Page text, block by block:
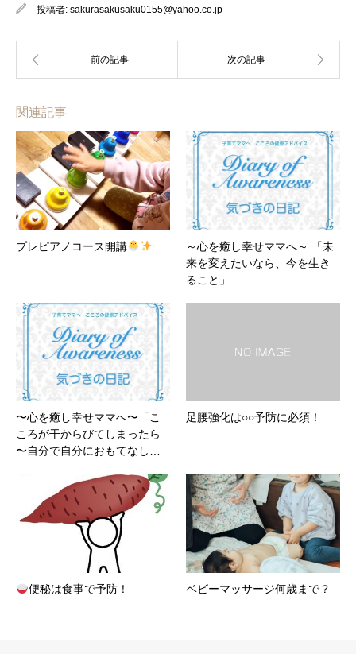
投稿者: sakurasakusaku0155@yahoo.co.jp
関連記事
プレピアノコース開講
～心を癒し幸せママへ～ 「未
来を変えたいなら、今を生き
ること」
〜心を癒し幸せママへ〜「こ
ころが干からびてしまったら
〜自分で自分におもてなし…
足腰強化は○○予防に必須！
便秘は食事で予防！ ベビーマッサージ何歳まで？